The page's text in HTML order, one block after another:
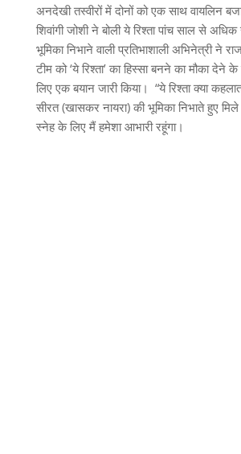
अनदेखी तस्वीरों में दोनों को एक साथ वायलिन
शिवांगी जोशी ने बोली ये रिश्ता पांच साल से
भूमिका निभाने वाली प्रतिभाशाली अभिनेत्री ने
टीम को ‘ये रिश्ता’ का हिस्सा बनने का मौका देने
लिए एक बयान जारी किया। “ये रिश्ता क्या
सीरत (खासकर नायरा) की भूमिका निभाते हुए
स्नेह के लिए मैं हमेशा आभारी रहूंगा।